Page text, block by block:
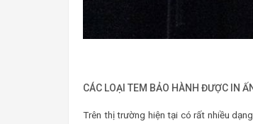
CÁC LOẠI TEM BẢO HÀNH ĐƯỢC IN
Trên thị trường hiện tại có rất nhiều